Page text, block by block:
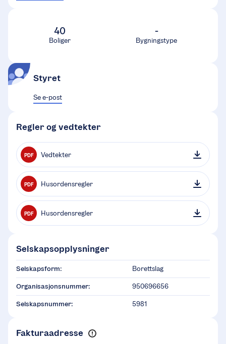
40
Boliger
-
Bygningstype
Styret
Se e-post
Regler og vedtekter
PDF Vedtekter
PDF Husordensregler
PDF Husordensregler
Selskapsopplysninger
Selskapsform: Borettslag
Organisasjonsnummer: 950696656
Selskapsnummer: 5981
Fakturaadresse